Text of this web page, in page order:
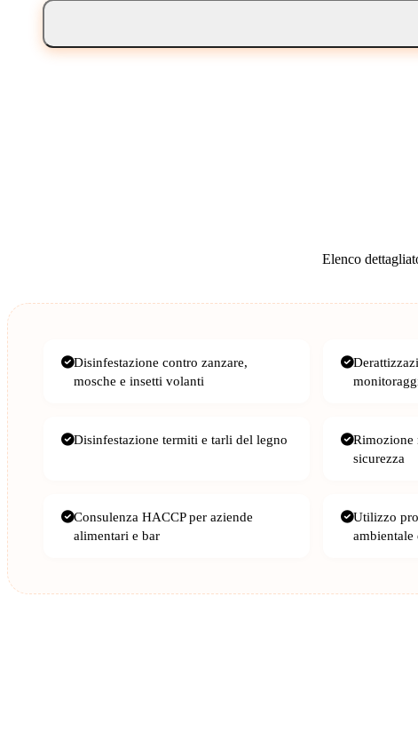
Elenco
Disinfestazione contro zanzare,
mosche e insetti volanti
Disinfestazione termiti e tarli del legno
Rimozione
sicurezza
Consulenza HACCP per aziende
alimentari e bar
Utilizzo